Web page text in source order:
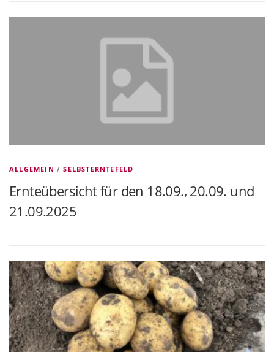
ALLGEMEIN /SELBSTERNTEFELD
Ernteübersicht für den 18.09., 20.09. und
21.09.2025